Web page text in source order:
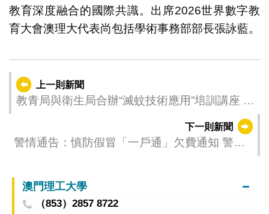
教育深度融合的國際共識。出席2026世界數字教
育大會澳理大代表尚包括學術事務部部長張詠藍。
上一則新聞
教青局與衛生局合辦“滅蚊技術應用”培訓講座 賦
下一則新聞
警情通告：慎防假冒「一戶通」欠費通知 警惕
澳門理工大學
（853）2857 8722